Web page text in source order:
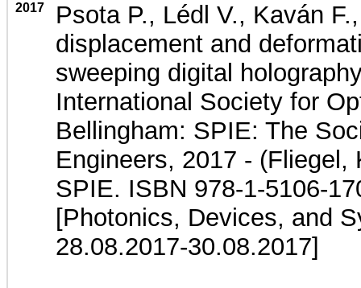
2017
Psota P., Lédl V., Kaván
displacement and
sweeping digital
International Society for
Bellingham: SPIE: The
Engineers, 2017 -
SPIE. ISBN 978-1-5106-
[Photonics, Devices, and
28.08.2017-30.08.2017]